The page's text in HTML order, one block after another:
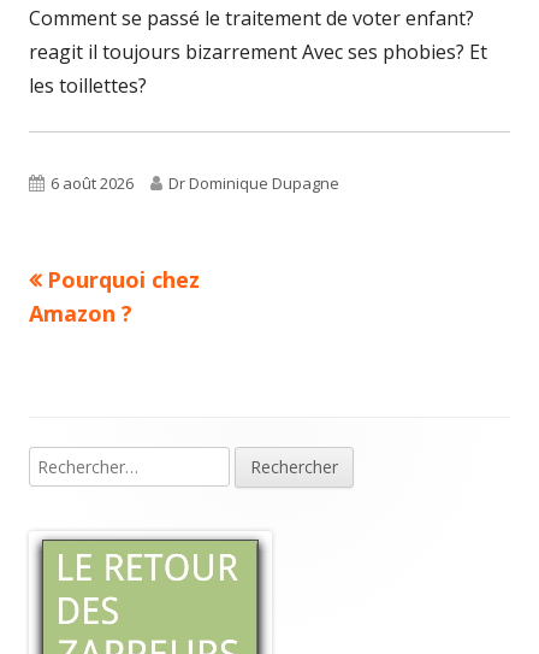
Comment se passé le traitement de voter enfant?
reagit il toujours bizarrement Avec ses phobies? Et
les toillettes?
Published
6 août 2026 Author
Dr Dominique Dupagne
Navigation
Previous
article:
Pourquoi chez
Amazon ?
Main
Rechercher :